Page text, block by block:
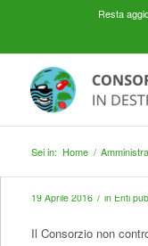
Resta
Sei in: Home /
19 Aprile 2016 / in Enti
Il Consorzio non